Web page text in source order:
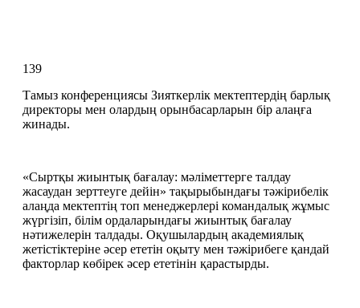
139
Тамыз конференциясы Зияткерлік мектептердің барлық
директоры мен олардың орынбасарларын бір алаңға
жинады.
«Сыртқы жиынтық бағалау: мәліметтерге талдау
жасаудан зерттеуге дейін» тақырыбындағы тәжірибелік
алаңда мектептің топ менеджерлері командалық жұмыс
жүргізіп, білім ордаларындағы жиынтық бағалау
нәтижелерін талдады. Оқушылардың академиялық
жетістіктеріне әсер ететін оқыту мен тәжірибеге қандай
факторлар көбірек әсер ететінін қарастырды.